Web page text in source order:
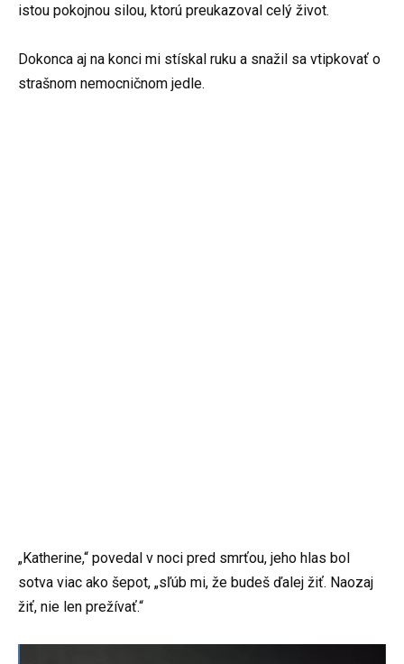
istou pokojnou silou, ktorú preukazoval celý život.
Dokonca aj na konci mi stískal ruku a snažil sa vtipkovať o
strašnom nemocničnom jedle.
„Katherine,“ povedal v noci pred smrťou, jeho hlas bol
sotva viac ako šepot, „sľúb mi, že budeš ďalej žiť. Naozaj
žiť, nie len prežívať.“